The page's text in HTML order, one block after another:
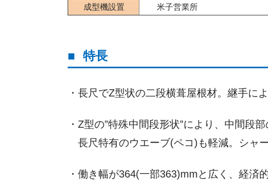
成型機設置
米子営業所
特長
・長尺でZ型状の二段横葺屋根材。継手に
・Z型の”特殊中間段形状”により、中間段
長尺特有のウエーブ(ペコ)も軽減。シャ
・働き幅が364(一部363)mmと広く、経済